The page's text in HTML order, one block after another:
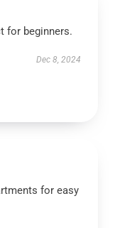
for beginners.
Dec 8, 2024
for easy